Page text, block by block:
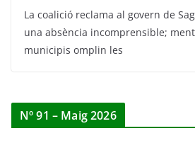
La coalició reclama al govern de
una absència incomprensible;
municipis omplin les
Nº 91 – Maig 2026